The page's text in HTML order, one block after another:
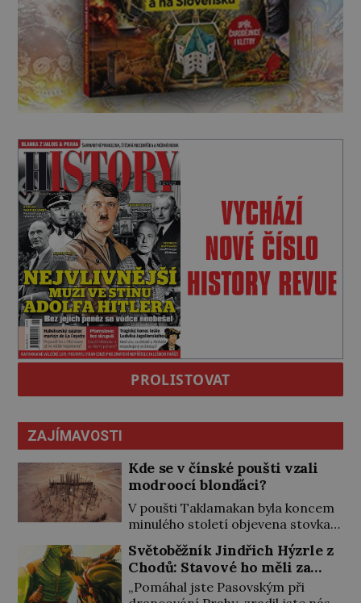
PROLISTOVAT
ZAJÍMAVOSTI
Kde se v čínské poušti vzali
modroocí blonďáci?
V poušti Taklamakan byla koncem
minulého století objevena stovka
mumiemi. Všichni mrtví byli
pohřbeni s úctou a četnými
milodary. Asi nejvíc přitom vědce
Světoběžník Jindřich Hýzrle z
Chodů: Stavové ho měli za
zrádce
„Pomáhal jste Pasovským při